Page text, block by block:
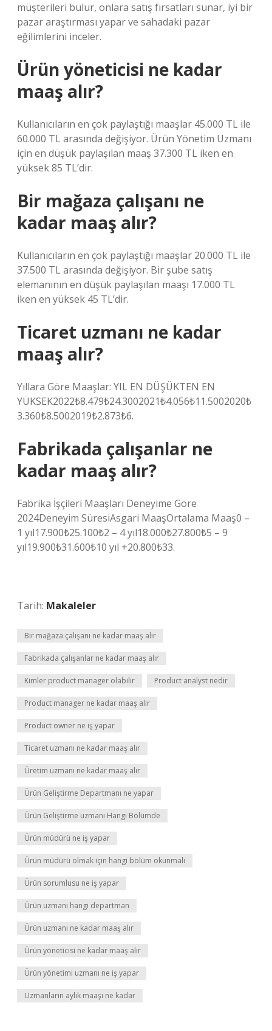
müşterileri bulur, onlara satış fırsatları sunar, iyi bir
pazar araştırması yapar ve sahadaki pazar
eğilimlerini inceler.
Ürün yöneticisi ne kadar
maaş alır?
Kullanıcıların en çok paylaştığı maaşlar 45.000 TL ile
60.000 TL arasında değişiyor. Ürün Yönetim Uzmanı
için en düşük paylaşılan maaş 37.300 TL iken en
yüksek 85 TL’dir.
Bir mağaza çalışanı ne
kadar maaş alır?
Kullanıcıların en çok paylaştığı maaşlar 20.000 TL ile
37.500 TL arasında değişiyor. Bir şube satış
elemanının en düşük paylaşılan maaşı 17.000 TL
iken en yüksek 45 TL’dir.
Ticaret uzmanı ne kadar
maaş alır?
Yıllara Göre Maaşlar: YIL EN DÜŞÜKTEN EN
YÜKSEK2022₺8.479₺24.3002021₺4.056₺11.5002020₺
3.360₺8.5002019₺2.873₺6.
Fabrikada çalışanlar ne
kadar maaş alır?
Fabrika İşçileri Maaşları Deneyime Göre
2024Deneyim SüresiAsgari MaaşOrtalama Maaş0 –
1 yıl17.900₺25.100₺2 – 4 yıl18.000₺27.800₺5 – 9
yıl19.900₺31.600₺10 yıl +20.800₺33.
Tarih: Makaleler
Bir mağaza çalışanı ne kadar maaş alır
Fabrikada çalışanlar ne kadar maaş alır
Kimler product manager olabilir Product analyst nedir
Product manager ne kadar maaş alır
Product owner ne iş yapar
Ticaret uzmanı ne kadar maaş alır
Üretim uzmanı ne kadar maaş alır
Ürün Geliştirme Departmanı ne yapar
Ürün Geliştirme uzmanı Hangi Bölümde
Ürün müdürü ne iş yapar
Ürün müdürü olmak için hangi bölüm okunmalı
Ürün sorumlusu ne iş yapar
Ürün uzmanı hangi departman
Ürün uzmanı ne kadar maaş alır
Ürün yöneticisi ne kadar maaş alır
Ürün yönetimi uzmanı ne iş yapar
Uzmanların aylık maaşı ne kadar